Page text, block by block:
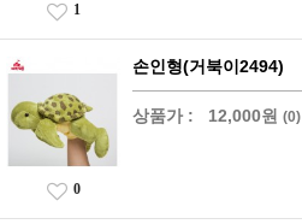
1
손인형(거북이2494)
상품가 : 12,000원 (0)
0